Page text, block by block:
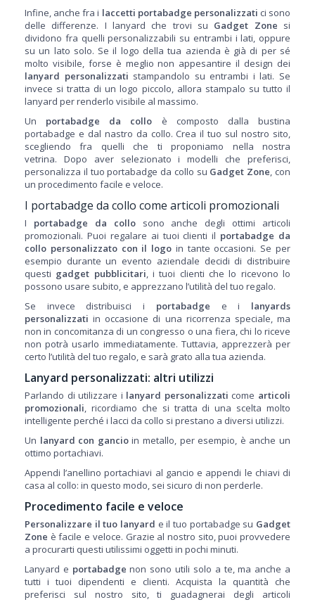
Infine, anche fra i laccetti portabadge personalizzati ci sono
delle differenze. I lanyard che trovi su Gadget Zone si
dividono fra quelli personalizzabili su entrambi i lati, oppure
su un lato solo. Se il logo della tua azienda è già di per sé
molto visibile, forse è meglio non appesantire il design dei
lanyard personalizzati stampandolo su entrambi i lati. Se
invece si tratta di un logo piccolo, allora stampalo su tutto il
lanyard per renderlo visibile al massimo.
Un portabadge da collo è composto dalla bustina
portabadge e dal nastro da collo. Crea il tuo sul nostro sito,
scegliendo fra quelli che ti proponiamo nella nostra
vetrina. Dopo aver selezionato i modelli che preferisci,
personalizza il tuo portabadge da collo su Gadget Zone, con
un procedimento facile e veloce.
I portabadge da collo come articoli promozionali
I portabadge da collosono anche degli ottimi articoli
promozionali. Puoi regalare ai tuoi clienti il portabadge da
collo personalizzato con il logo in tante occasioni. Se per
esempio durante un evento aziendale decidi di distribuire
questi gadget pubblicitari, i tuoi clienti che lo ricevono lo
possono usare subito, e apprezzano l’utilità del tuo regalo.
Se invece distribuisci i portabadge e i lanyards
personalizzati in occasione di una ricorrenza speciale, ma
non in concomitanza di un congresso o una fiera, chi lo riceve
non potrà usarlo immediatamente. Tuttavia, apprezzerà per
certo l’utilità del tuo regalo, e sarà grato alla tua azienda.
Lanyard personalizzati: altri utilizzi
Parlando di utilizzare i lanyard personalizzati come articoli
promozionali, ricordiamo che si tratta di una scelta molto
intelligente perché i lacci da collo si prestano a diversi utilizzi.
Un lanyard con gancioin metallo, per esempio, è anche un
ottimo portachiavi.
Appendi l’anellino portachiavi al gancio e appendi le chiavi di
casa al collo: in questo modo, sei sicuro di non perderle.
Procedimento facile e veloce
Personalizzare il tuo lanyard e il tuo portabadge su Gadget
Zone è facile e veloce. Grazie al nostro sito, puoi provvedere
a procurarti questi utilissimi oggetti in pochi minuti.
Lanyard e portabadge non sono utili solo a te, ma anche a
tutti i tuoi dipendenti e clienti. Acquista la quantità che
preferisci sul nostro sito, ti guadagnerai degli articoli